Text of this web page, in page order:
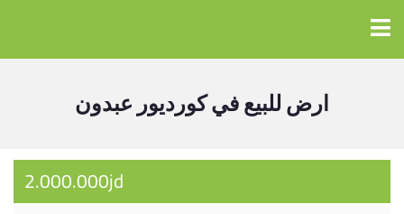
ارض للبيع في كورديور عبدون
2.000.000jd